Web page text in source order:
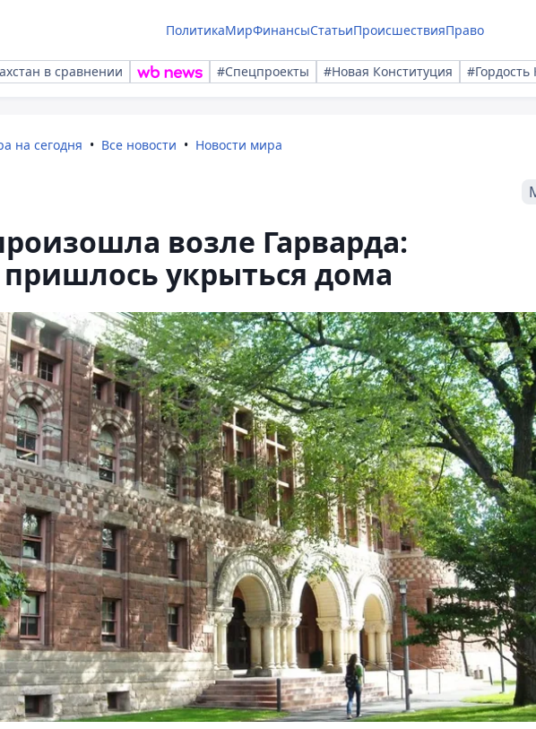
ПолитикаМирФинансыСтатьиПроисшествияПраво
в сравнении #Спецпроекты #Новая Конституция #Гордость
на сегодня Все новости Новости мира
возле Гарварда:
пришлось укрыться дома